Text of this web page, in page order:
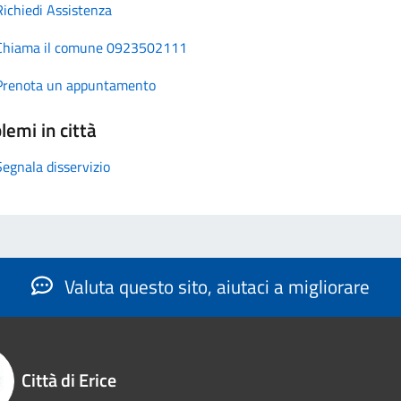
Assistenza
il comune 0923502111
un appuntamento
in città
disservizio
Valuta questo sito, aiutaci a migliorare
Città di Erice